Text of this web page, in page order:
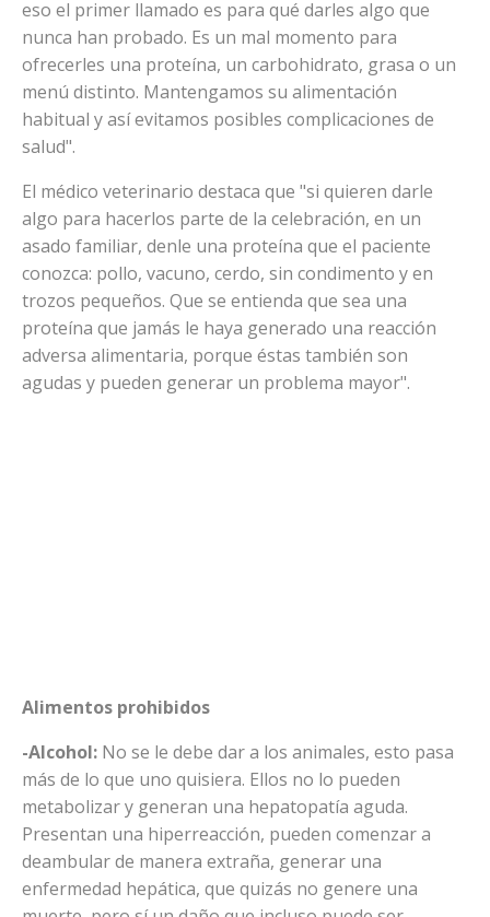
eso el primer llamado es para qué darles algo que
nunca han probado. Es un mal momento para
ofrecerles una proteína, un carbohidrato, grasa o un
menú distinto. Mantengamos su alimentación
habitual y así evitamos posibles complicaciones de
salud".
El médico veterinario destaca que "si quieren darle
algo para hacerlos parte de la celebración, en un
asado familiar, denle una proteína que el paciente
conozca: pollo, vacuno, cerdo, sin condimento y en
trozos pequeños. Que se entienda que sea una
proteína que jamás le haya generado una reacción
adversa alimentaria, porque éstas también son
agudas y pueden generar un problema mayor".
Alimentos prohibidos
-Alcohol: No se le debe dar a los animales, esto pasa
más de lo que uno quisiera. Ellos no lo pueden
metabolizar y generan una hepatopatía aguda.
Presentan una hiperreacción, pueden comenzar a
deambular de manera extraña, generar una
enfermedad hepática, que quizás no genere una